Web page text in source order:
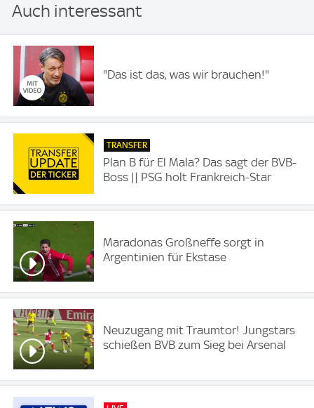
Auch interessant
"Das ist das, was wir brauchen!"
TRANSFER
Plan B für El Mala? Das sagt der BVB-
Boss || PSG holt Frankreich-Star
Maradonas Großneffe sorgt in
Argentinien für Ekstase
Neuzugang mit Traumtor! Jungstars
schießen BVB zum Sieg bei Arsenal